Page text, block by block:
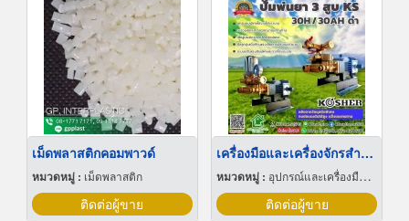
เม็ดพลาสติกคอมพาวด์
หมวดหมู่ : เม็ดพลาสติก
ติดต่อผู้ขาย
เครื่องมือและเครื่องจักรสำหรับงานเกษตร
หมวดหมู่ : อุปกรณ์และเครื่องมือเกษตรกรรม
ติดต่อผู้ขาย